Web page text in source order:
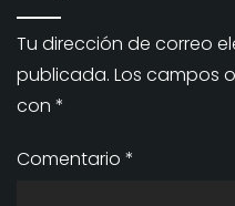
Tu dirección de correo
publicada. Los campos
con *
Comentario *